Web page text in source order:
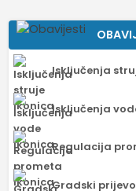
Isključenja
Isključenja
Regulacija
Gradski